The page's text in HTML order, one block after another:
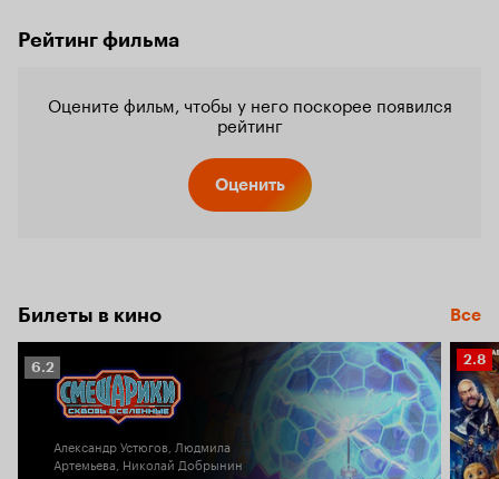
Рейтинг фильма
Оцените фильм, чтобы у него поскорее появился
рейтинг
Оценить
Билеты в кино Все
Рейтинг
Кинопоиска
6.2
Александр Устюгов, Людмила
Артемьева, Николай Добрынин
2.8
2.8